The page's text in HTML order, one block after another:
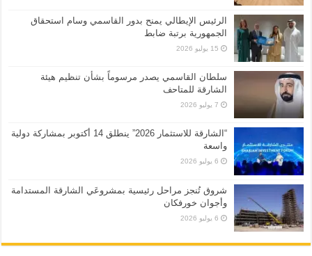
الرئيس الإيطالي يمنح بدور القاسمي وسام استحقاق
الجمهورية برتبة ضابط
15 يوليو 2026
سلطان القاسمي يصدر مرسوماً بشأن تنظيم هيئة
الشارقة للمتاحف
7 يوليو 2026
“الشارقة للاستثمار 2026” ينطلق 14 أكتوبر بمشاركة دولية
واسعة
6 يوليو 2026
شروق تُنجز مراحل رئيسية بمشروعَي الشارقة المستدامة
وأجوان خورفكان
6 يوليو 2026